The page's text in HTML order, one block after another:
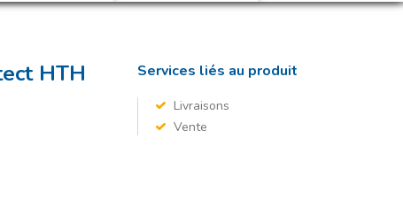
HTH Services liés au produit
Livraisons
Vente